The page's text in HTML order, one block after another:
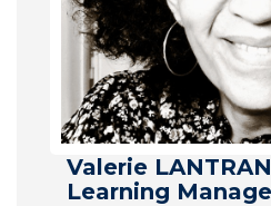
Valerie
Learning